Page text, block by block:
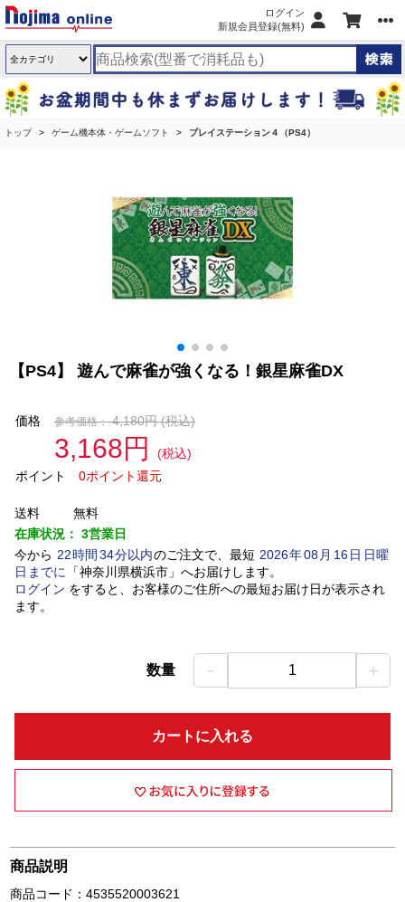
ログイン
新規会員登録(無料)
トップ ゲーム機本体・ゲームソフト プレイステーション４（PS4）
【PS4】 遊んで麻雀が強くなる！銀星麻雀DX
価格 参考価格： 4,180円(税込)
3,168円
(税込)
ポイント
0ポイント還元
送料
無料
在庫状況： 3営業日
今から 22時間 34分以内のご注文で、最短 2026年08 月 16日日曜
日 までに 「神奈川県横浜市」 へお届けします。
ログイン をすると、お客様のご住所への最短お届け日が表示され
ます。
数量 － 1 ＋
カートに入れる
商品説明
商品コード：4535520003621